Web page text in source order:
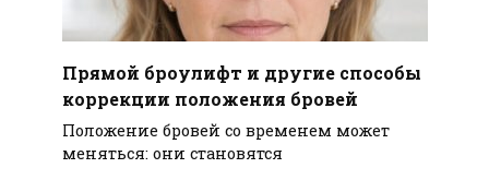
Прямой броулифт и другие способы
коррекции положения бровей
Положение бровей со временем может
меняться: они становятся